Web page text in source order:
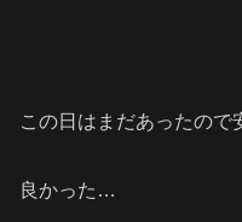
この日はまだあったので
良かった…